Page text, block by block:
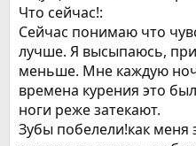
Что сейчас!:
Сейчас понимаю что
лучше. Я высыпаюсь,
меньше. Мне каждую
времена курения это
ноги реже затекают.
Зубы побелели!как меня